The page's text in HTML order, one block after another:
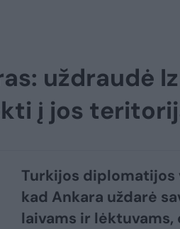
uždraudė
į jos
Turkijos diplomatijos
kad Ankara uždarė
laivams ir lėktuvams,